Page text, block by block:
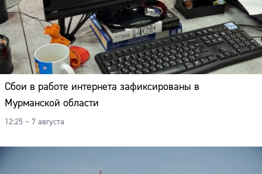
Сбои в работе интернета зафиксированы в
Мурманской области
12:25 – 7 августа